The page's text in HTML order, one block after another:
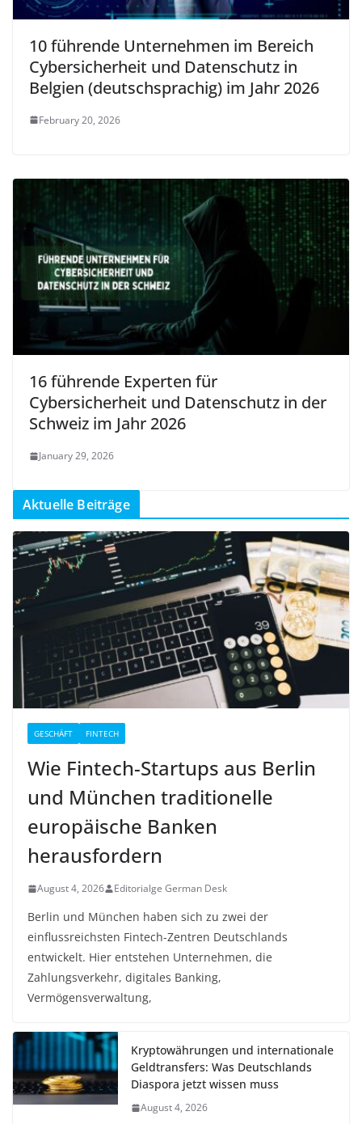
10 führende Unternehmen im Bereich
Cybersicherheit und Datenschutz in
Belgien (deutschsprachig) im Jahr 2026
February 20, 2026
16 führende Experten für
Cybersicherheit und Datenschutz in der
Schweiz im Jahr 2026
January 29, 2026
Aktuelle Beiträge
GESCHÄFT FINTECH
Wie Fintech-Startups aus Berlin
und München traditionelle
europäische Banken
herausfordern
August 4, 2026 Editorialge German Desk
Berlin und München haben sich zu zwei der
einflussreichsten Fintech-Zentren Deutschlands
entwickelt. Hier entstehen Unternehmen, die
Zahlungsverkehr, digitales Banking,
Vermögensverwaltung,
Kryptowährungen und internationale
Geldtransfers: Was Deutschlands
Diaspora jetzt wissen muss
August 4, 2026